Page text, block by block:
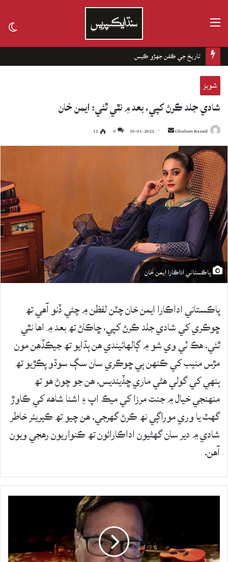
تاريخ جي ڪفن جھڙو ڪيس
شوبز
شادي جلد ڪرڻ کپي، بعد ۾ نٿي ٿئي: ايمن خان
Ghulam Rasool
Send
an
email
10-01-2022
0
12
پاڪستاني اداڪارا ايمن خان
پاڪستاني اداڪارا ايمن خان چٽن لفظن ۾ چئي ڏنو آهي تھ
ڇوڪري کي شادي جلد ڪرڻ کپي، ڇاڪاڻ تھ بعد ۾ اها نٿي
ٿئي. هڪ ٽي وي شو ۾ ڳالهائيندي هن ٻڌايو تھ جيڪڏهن مون
مڙس منيب کي ڪنهن ٻي ڇوڪري سان سڳ سوڌو پڪڙيو تھ
ٻنهي کي گولي هڻي ماري ڇڏينديس. هن جو چوڻ هو تھ
منهنجي خيال ۾ جنت مرزا کي ميڪ اپ ۽ اشنا شاهه کي ڪاوڙ
گهٽ يا وري موراڳي نھ ڪرڻ گهرجي. هن چيو تھ ڪيريئر خاطر
شادي ۾ دير سان گهڻيون اداڪارائون تھ ڪنواريون رهجي ويون
آهن.